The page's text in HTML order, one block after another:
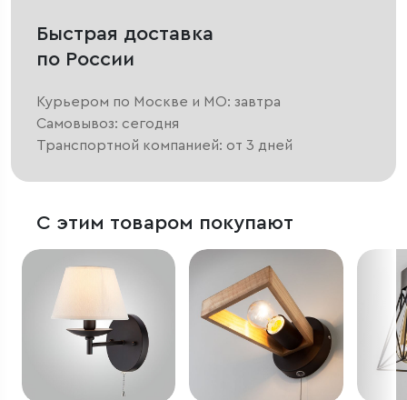
Быстрая доставка
по России
Курьером по Москве и МО: завтра
Самовывоз: сегодня
Транспортной компанией: от 3 дней
С этим товаром покупают